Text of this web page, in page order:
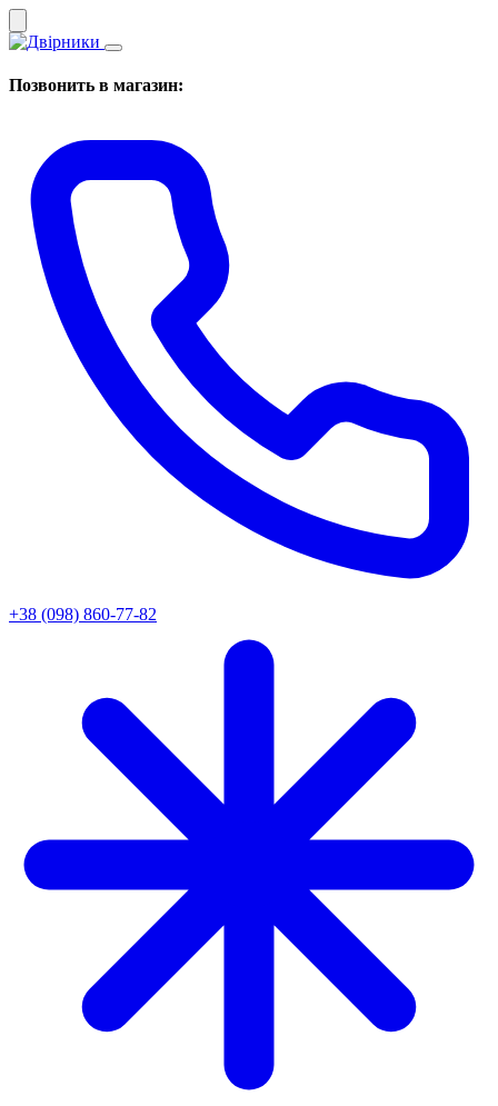
Позвонить в магазин:
+38 (098) 860-77-82